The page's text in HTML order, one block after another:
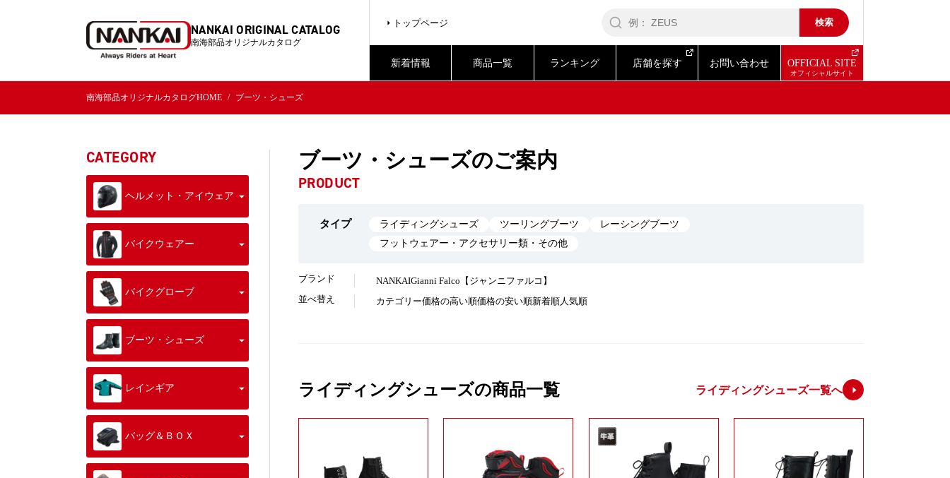
NANKAI ORIGINAL CATALOG
南海部品オリジナルカタログ
トップページ
新着情報 商品一覧 ランキング 店舗を探す お問い合わせ OFFICIAL SITE
南海部品オリジナルカタログHOME ブーツ・シューズ
ブーツ・シューズのご案内
PRODUCT
タイプ ライディングシューズ ツーリングブーツ
レーシングブーツ
フットウェアー・アクセサリー類・その他
ブランド NANKAIGianni Falco【ジャンニファルコ】
並べ替え
カテゴリー価格の高い順価格の安い順新着順人気順
ライディングシューズの商品一覧 ライディングシューズ一覧へ
CATEGORY
ヘルメット・アイウェア
バイクウェアー
バイクグローブ
ブーツ・シューズ
レインギア
バッグ＆ＢＯＸ